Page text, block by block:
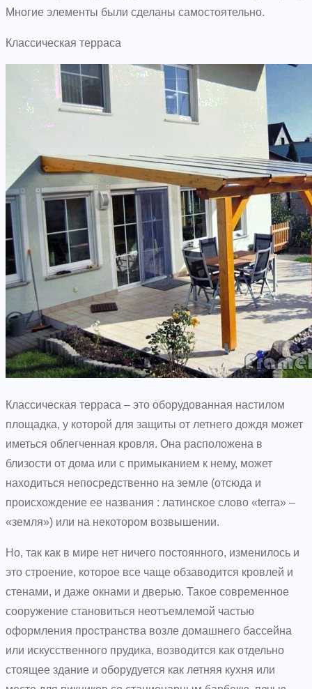
Многие элементы были сделаны самостоятельно.
Классическая терраса
Классическая терраса – это оборудованная настилом
площадка, у которой для защиты от летнего дождя может
иметься облегченная кровля. Она расположена в
близости от дома или с примыканием к нему, может
находиться непосредственно на земле (отсюда и
происхождение ее названия : латинское слово «terra» –
«земля») или на некотором возвышении.
Но, так как в мире нет ничего постоянного, изменилось и
это строение, которое все чаще обзаводится кровлей и
стенами, и даже окнами и дверью. Такое современное
сооружение становиться неотъемлемой частью
оформления пространства возле домашнего бассейна
или искусственного прудика, возводится как отдельно
стоящее здание и оборудуется как летняя кухня или